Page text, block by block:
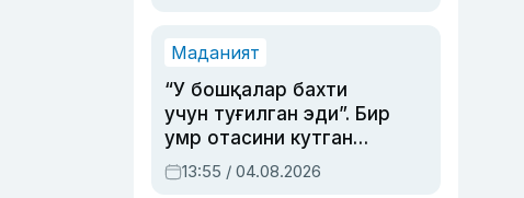
Маданият
“У бошқалар бахти
учун туғилган эди”. Бир
умр отасини кутган
актриса ва дубльяж
устаси Римма
13:55 / 04.08.2026